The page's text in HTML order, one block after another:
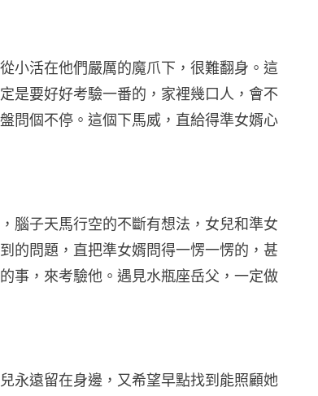
活在他們嚴厲的魔爪下，很難翻身。這
是要好好考驗一番的，家裡幾口人，會不
問個不停。這個下馬威，直給得準女婿心
子天馬行空的不斷有想法，女兒和準女
的問題，直把準女婿問得一愣一愣的，甚
事，來考驗他。遇見水瓶座岳父，一定做
遠留在身邊，又希望早點找到能照顧她